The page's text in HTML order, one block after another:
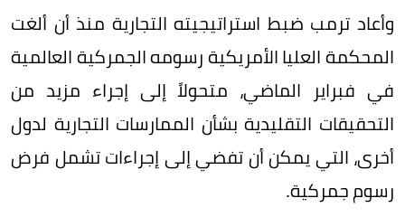
وأعاد ترمب ضبط استراتيجيته التجارية منذ أن ألغت
المحكمة العليا الأمريكية رسومه الجمركية العالمية
في فبراير الماضي، متحولاً إلى إجراء مزيد من
التحقيقات التقليدية بشأن الممارسات التجارية لدول
أخرى، التي يمكن أن تفضي إلى إجراءات تشمل فرض
رسوم جمركية.